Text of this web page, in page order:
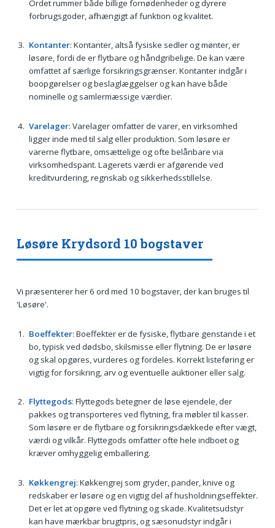
Ordet rummer både billige fornødenheder og dyrere
forbrugsgoder, afhængigt af funktion og kvalitet.
Kontanter: Kontanter, altså fysiske sedler og mønter, er
løsøre, fordi de er flytbare og håndgribelige. De kan være
omfattet af særlige forsikringsgrænser. Kontanter indgår i
boopgørelser og beslaglæggelser og kan have både
nominelle og samlermæssige værdier.
Varelager: Varelager omfatter de varer, en virksomhed
ligger inde med til salg eller produktion. Som løsøre er
varerne flytbare, omsættelige og ofte belånbare via
virksomhedspant. Lagerets værdi er afgørende ved
kreditvurdering, regnskab og sikkerhedsstillelse.
Løsøre Krydsord 10 bogstaver
Vi præsenterer her 6 ord med 10 bogstaver, der kan bruges til
'Løsøre'.
Boeffekter: Boeffekter er de fysiske, flytbare genstande i et
bo, typisk ved dødsbo, skilsmisse eller flytning. De er løsøre
og skal opgøres, vurderes og fordeles. Korrekt listeføring er
vigtig for forsikring, arv og eventuelle auktioner eller salg.
Flyttegods: Flyttegods betegner de løse ejendele, der
pakkes og transporteres ved flytning, fra møbler til kasser.
Som løsøre er de flytbare og forsikringsdækkede efter vægt,
værdi og vilkår. Flyttegods omfatter ofte hele indboet og
kræver omhyggelig emballering.
Køkkengrej: Køkkengrej som gryder, pander, knive og
redskaber er løsøre og en vigtig del af husholdningseffekter.
Det er let at opgøre ved flytning og skade. Kvalitetsudstyr
kan have mærkbar brugtpris, og sæsonudstyr indgår i